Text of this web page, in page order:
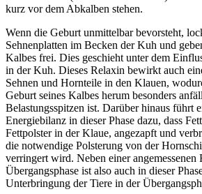
kurz vor dem Abkalben stehen.
Wenn die Geburt unmittelbar bevorsteht,
Sehnenplatten im Becken der Kuh und
Kalbes frei. Dies geschieht unter dem
in der Kuh. Dieses Relaxin bewirkt auch
Sehnen und Hornteile in den Klauen,
Geburt seines Kalbes herum besonders
Belastungsspitzen ist. Darüber hinaus führt
Energiebilanz in dieser Phase dazu, dass
Fettpolster in der Klaue, angezapft und
die notwendige Polsterung von der
verringert wird. Neben einer angemessenen
Übergangsphase ist also auch in dieser
Unterbringung der Tiere in der